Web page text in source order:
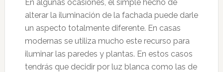
En algunas ocasiones, el simple hecho de
alterar la iluminación de la fachada puede darle
un aspecto totalmente diferente. En casas
modernas se utiliza mucho este recurso para
iluminar las paredes y plantas. En estos casos
tendrás que decidir por luz blanca como las de